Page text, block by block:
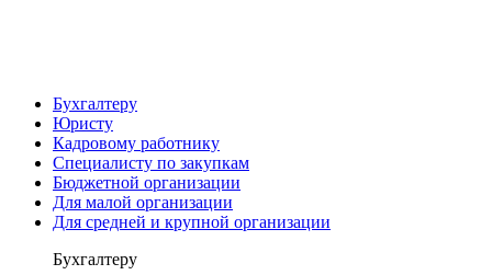
Бухгалтеру
Юристу
Кадровому работнику
Специалисту по закупкам
Бюджетной организации
Для малой организации
Для средней и крупной организации
Бухгалтеру